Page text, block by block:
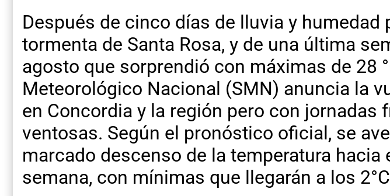
Después de cinco días de lluvia y humedad
tormenta de Santa Rosa, y de una última
agosto que sorprendió con máximas de 28
Meteorológico Nacional (SMN) anuncia la
en Concordia y la región pero con jornadas
ventosas. Según el pronóstico oficial, se
marcado descenso de la temperatura hacia
semana, con mínimas que llegarán a los